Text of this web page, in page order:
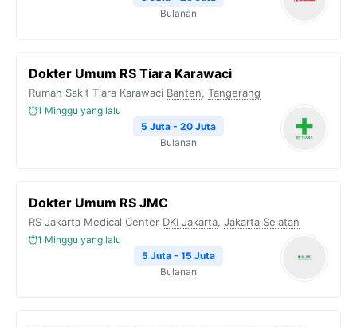
Bulanan
Dokter Umum RS Tiara Karawaci
Rumah Sakit Tiara Karawaci Banten, Tangerang
1 Minggu yang lalu
5 Juta - 20 Juta
Bulanan
Dokter Umum RS JMC
RS Jakarta Medical Center DKI Jakarta, Jakarta Selatan
1 Minggu yang lalu
5 Juta - 15 Juta
Bulanan